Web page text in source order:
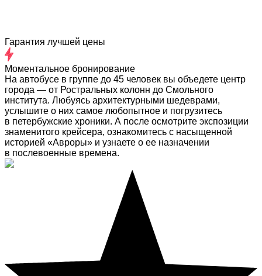
Гарантия лучшей цены
Моментальное бронирование
На автобусе в группе до 45 человек вы объедете центр
города — от Ростральных колонн до Смольного
института. Любуясь архитектурными шедеврами,
услышите о них самое любопытное и погрузитесь
в петербужские хроники. А после осмотрите экспозиции
знаменитого крейсера, ознакомитесь с насыщенной
историей «Авроры» и узнаете о ее назначении
в послевоенные времена.